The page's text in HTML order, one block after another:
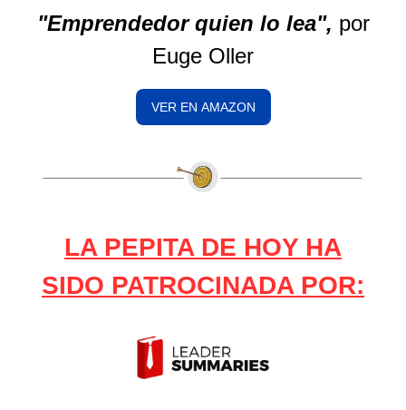
"Emprendedor quien lo lea", por
Euge Oller
VER EN AMAZON
LA PEPITA DE HOY HA
SIDO PATROCINADA POR: